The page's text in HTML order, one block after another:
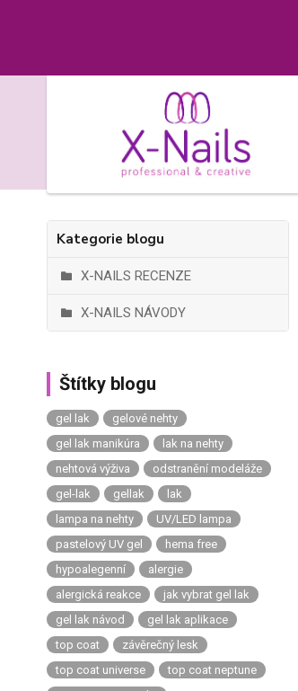
Kategorie blogu
X-NAILS RECENZE
X-NAILS NÁVODY
Štítky blogu
gel lak
gelové nehty
gel lak manikúra
lak na nehty
nehtová výživa
odstranění modeláže
gel-lak
gellak
lak
lampa na nehty
UV/LED lampa
pastelový UV gel
hema free
hypoalegenní
alergie
alergická reakce
jak vybrat gel lak
gel lak návod
gel lak aplikace
top coat
závěrečný lesk
top coat universe
top coat neptune